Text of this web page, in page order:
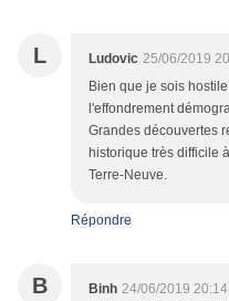
L Ludovic 25/06/2019
Bien que je sois
l'effondrement
Grandes découvertes
historique très difficile
Terre-Neuve.
Répondre
B Binh 24/06/2019 20:14